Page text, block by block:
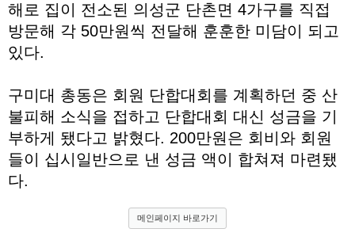
해로 집이 전소된 의성군 단촌면 4가구를 직접
방문해 각 50만원씩 전달해 훈훈한 미담이 되고
있다.
구미대 총동은 회원 단합대회를 계획하던 중 산
불피해 소식을 접하고 단합대회 대신 성금을 기
부하게 됐다고 밝혔다. 200만원은 회비와 회원
들이 십시일반으로 낸 성금 액이 합쳐져 마련됐
다.
메인페이지 바로가기